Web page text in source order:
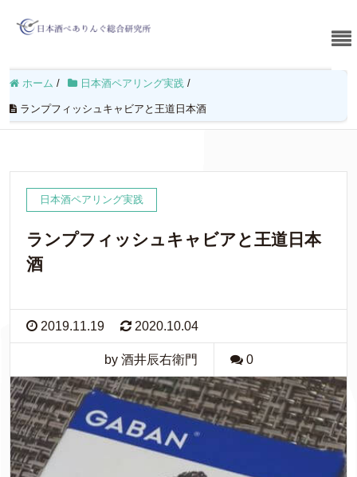
ホーム / 日本酒ペアリング実践 /
ランプフィッシュキャビアと王道日本酒
日本酒ペアリング実践
ランプフィッシュキャビアと王道日本
酒
2019.11.19 2020.10.04
by 酒井辰右衛門 0